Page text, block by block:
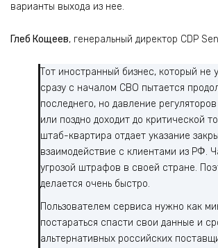
варианты выхода из нее.
Глеб Кощеев, генеральный директор СDP
Тот иностранный бизнес, который не
сразу с началом СВО пытается
последнего, но давление
или поздно доходит до критической
штаб-квартира отдает указание
взаимодействие с клиентами из РФ.
угрозой штрафов в своей стране.
делается очень быстро.
Пользователем сервиса нужно как
постараться спасти свои данные и
альтернативных российских